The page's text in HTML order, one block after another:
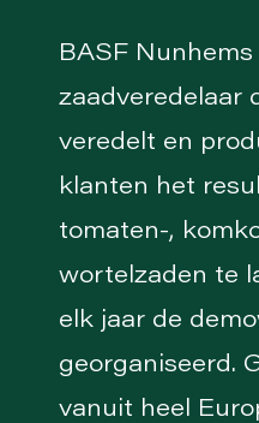
BASF Nunhems
zaadveredelaar
veredelt en
klanten het
tomaten-,
wortelzaden te
elk jaar de
georganiseerd.
vanuit heel